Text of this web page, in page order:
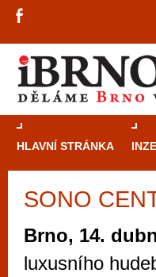
HLAVNÍ STRÁNKA
SONO
Brno, 14.
luxusního